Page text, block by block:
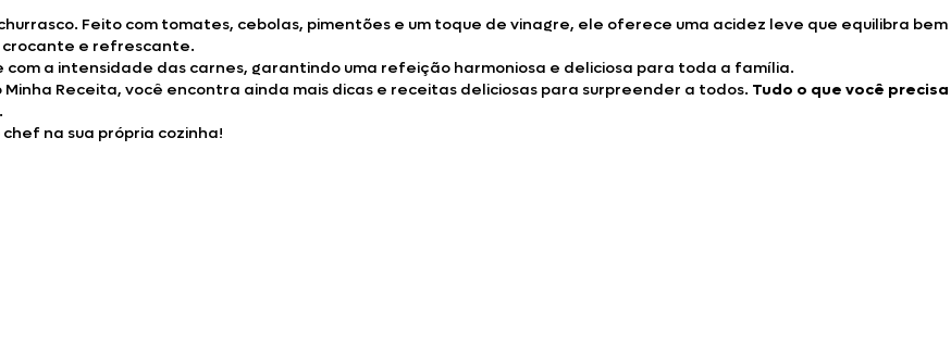
Feito com tomates, cebolas, pimentões e um toque de vinagre, ele oferece uma acidez leve que equilibra bem
crocante e refrescante.
a intensidade das carnes, garantindo uma refeição harmoniosa e deliciosa para toda a família.
Minha Receita, você encontra ainda mais dicas e receitas deliciosas para surpreender a todos. Tudo o que você precisa
na sua própria cozinha!